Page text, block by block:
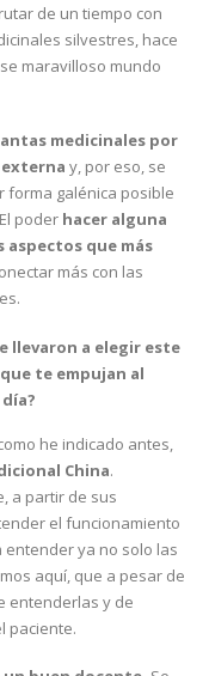
de un tiempo con
silvestres, hace
maravilloso mundo
medicinales por
y, por eso, se
forma galénica posible
poder hacer alguna
que más
más con las
llevaron a elegir este
te empujan al
he indicado antes,
China.
a partir de sus
el funcionamiento
entender ya no solo las
aquí, que a pesar de
entenderlas y de
paciente.